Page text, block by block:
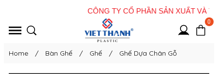
0
Home / Bàn Ghế / Ghế / Ghế Dựa Chân Gỗ